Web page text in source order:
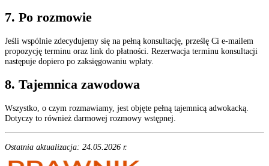
7. Po rozmowie
Jeśli wspólnie zdecydujemy się na pełną konsultację, prześlę Ci e-mailem
propozycję terminu oraz link do płatności. Rezerwacja terminu konsultacji
następuje dopiero po zaksięgowaniu wpłaty.
8. Tajemnica zawodowa
Wszystko, o czym rozmawiamy, jest objęte pełną tajemnicą adwokacką.
Dotyczy to również darmowej rozmowy wstępnej.
Ostatnia aktualizacja: 24.05.2026 r.